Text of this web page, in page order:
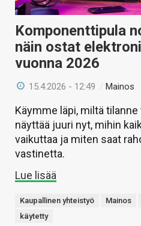
Komponenttipula
näin ostat
vuonna 2026
15.4.2026 - 12:49 / Mainos
Käymme läpi, miltä
näyttää juuri nyt, mihin
vaikuttaa ja miten saat
vastinetta.
Lue lisää
Kaupallinen yhteistyö Mainos
käytetty